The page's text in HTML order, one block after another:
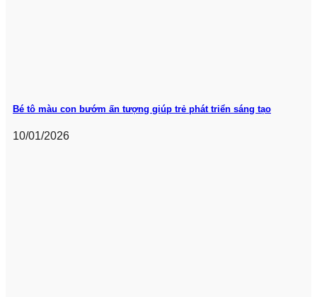
Bé tô màu con bướm ấn tượng giúp trẻ phát triển sáng tạo
10/01/2026